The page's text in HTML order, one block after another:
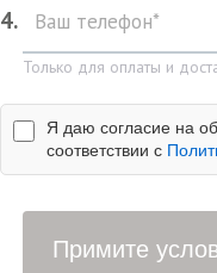
4.
Только для оплаты и
Я даю согласие на
соответствии с
Примите